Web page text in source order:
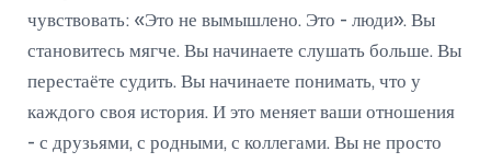
чувствовать: «Это не вымышлено. Это - люди». Вы
становитесь мягче. Вы начинаете слушать больше. Вы
перестаёте судить. Вы начинаете понимать, что у
каждого своя история. И это меняет ваши отношения
- с друзьями, с родными, с коллегами. Вы не просто